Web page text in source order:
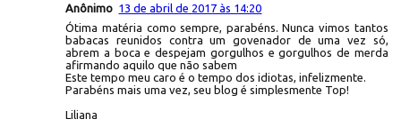
Anônimo 13 de abril de 2017 às 14:20
Ótima matéria como sempre, parabéns. Nunca vimos tantos
babacas reunidos contra um govenador de uma vez só,
abrem a boca e despejam gorgulhos e gorgulhos de merda
afirmando aquilo que não sabem
Este tempo meu caro é o tempo dos idiotas, infelizmente.
Parabéns mais uma vez, seu blog é simplesmente Top!
Liliana